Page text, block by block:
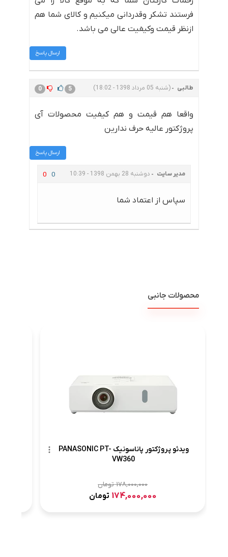
فرستند تشکر وقدردانی میکنیم و کالای شما هم
ازنظر قیمت وکیفیت عالی می باشد.
ارسال پاسخ
طالبی (شنبه 05 مرداد 1398 - 18:02) 0 5
واقعا هم قیمت و هم کیفیت محصولات آی
پروژکتور عالیه حرف ندارین
ارسال پاسخ
مدیر سایت دوشنبه 28 بهمن 1398 - 10:39 0 0
سپاس از اعتماد شما
محصولات جانبی
ویدئو پروژکتور پاناسونیک PANASONIC PT-
VW360
178,000,000تومان
174,000,000 تومان